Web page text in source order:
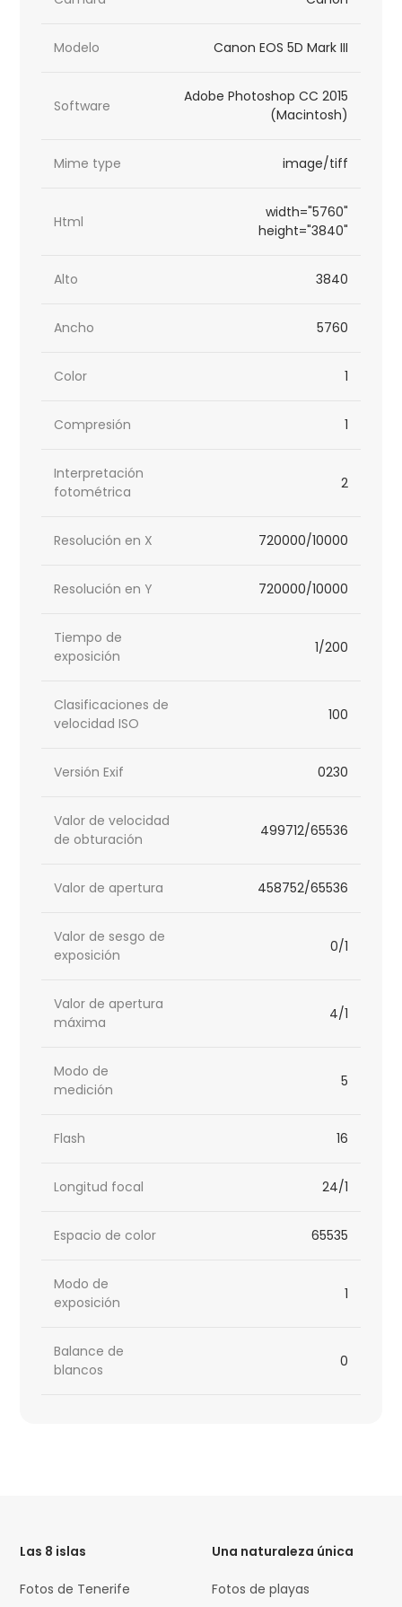
Modelo Canon EOS 5D Mark III
Software
Adobe Photoshop CC 2015
(Macintosh)
Mime type image/tiff
Html
width="5760"
height="3840"
Alto 3840
Ancho 5760
Color 1
Compresión 1
Interpretación
fotométrica
2
Resolución en X 720000/10000
Resolución en Y 720000/10000
Tiempo de
exposición
1/200
Clasificaciones de
velocidad ISO
100
Versión Exif 0230
Valor de velocidad
de obturación
499712/65536
Valor de apertura 458752/65536
Valor de sesgo de
exposición
0/1
Valor de apertura
máxima
4/1
Modo de
medición
5
Flash 16
Longitud focal 24/1
Espacio de color 65535
Modo de
exposición
1
Balance de
blancos
0
Las 8 islas
Fotos de Tenerife
Una naturaleza única
Fotos de playas